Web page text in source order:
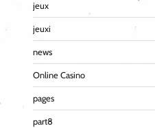
jeux
jeuxi
news
Online Casino
pages
part8